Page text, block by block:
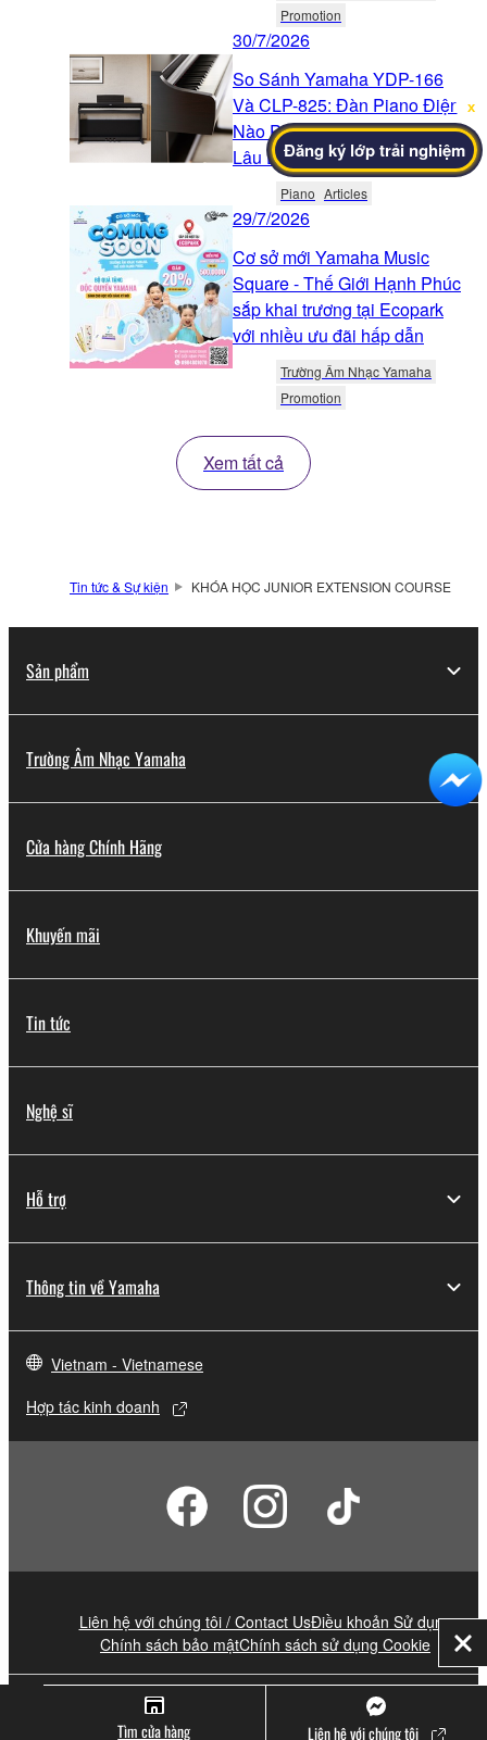
Đăng ký lớp trải nghiệm
x
Promotion
30/7/2026
So Sánh Yamaha YDP-166
Và CLP-825: Đàn Piano Điện
Nào Phù Hợp Cho Luyện Tập
Lâu Dài?
Piano Articles
29/7/2026
Cơ sở mới Yamaha Music
Square - Thế Giới Hạnh Phúc
sắp khai trương tại Ecopark
với nhiều ưu đãi hấp dẫn
Trường Âm Nhạc Yamaha
Promotion
Xem tất cả
Tìm cửa hàng Liên hệ với chúng tôi
Tin tức & Sự kiện KHÓA HỌC JUNIOR EXTENSION COURSE
Sản phẩm
Trường Âm Nhạc Yamaha
Cửa hàng Chính Hãng
Khuyến mãi
Tin tức
Nghệ sĩ
Hỗ trợ
Thông tin về Yamaha
Vietnam - Vietnamese
Hợp tác kinh doanh
Liên hệ với chúng tôi / Contact UsĐiều khoản Sử dụng
Chính sách bảo mậtChính sách sử dụng Cookie